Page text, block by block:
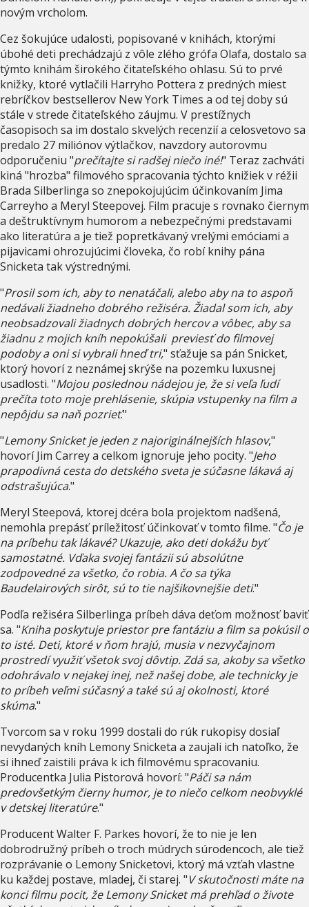
novým vrcholom.
Cez šokujúce udalosti, popisované v knihách, ktorými
úbohé deti prechádzajú z vôle zlého grófa Olafa, dostalo sa
týmto knihám širokého čitateľského ohlasu. Sú to prvé
knižky, ktoré vytlačili Harryho Pottera z predných miest
rebríčkov bestsellerov New York Times a od tej doby sú
stále v strede čitateľského záujmu. V prestížnych
časopisoch sa im dostalo skvelých recenzií a celosvetovo sa
predalo 27 miliónov výtlačkov, navzdory autorovmu
odporučeniu "prečítajte si radšej niečo iné!" Teraz zachváti
kiná "hrozba" filmového spracovania týchto knižiek v réžii
Brada Silberlinga so znepokojujúcim účinkovaním Jima
Carreyho a Meryl Steepovej. Film pracuje s rovnako čiernym
a deštruktívnym humorom a nebezpečnými predstavami
ako literatúra a je tiež popretkávaný vrelými emóciami a
pijavicami ohrozujúcimi človeka, čo robí knihy pána
Snicketa tak výstrednými.
"Prosil som ich, aby to nenatáčali, alebo aby na to aspoň
nedávali žiadneho dobrého režiséra. Žiadal som ich, aby
neobsadzovali žiadnych dobrých hercov a vôbec, aby sa
žiadnu z mojich kníh nepokúšali previesť do filmovej
podoby a oni si vybrali hneď tri," sťažuje sa pán Snicket,
ktorý hovorí z neznámej skrýše na pozemku luxusnej
usadlosti. "Mojou poslednou nádejou je, že si veľa ľudí
prečíta toto moje prehlásenie, skúpia vstupenky na film a
nepôjdu sa naň pozrieť."
"Lemony Snicket je jeden z najoriginálnejších hlasov,"
hovorí Jim Carrey a celkom ignoruje jeho pocity. "Jeho
prapodivná cesta do detského sveta je súčasne lákavá aj
odstrašujúca."
Meryl Steepová, ktorej dcéra bola projektom nadšená,
nemohla prepásť príležitosť účinkovať v tomto filme. "Čo je
na príbehu tak lákavé? Ukazuje, ako deti dokážu byť
samostatné. Vďaka svojej fantázii sú absolútne
zodpovedné za všetko, čo robia. A čo sa týka
Baudelairových sirôt, sú to tie najšikovnejšie deti."
Podľa režiséra Silberlinga príbeh dáva deťom možnosť baviť
sa. "Kniha poskytuje priestor pre fantáziu a film sa pokúsil o
to isté. Deti, ktoré v ňom hrajú, musia v nezvyčajnom
prostredí využiť všetok svoj dôvtip. Zdá sa, akoby sa všetko
odohrávalo v nejakej inej, než našej dobe, ale technicky je
to príbeh veľmi súčasný a také sú aj okolnosti, ktoré
skúma."
Tvorcom sa v roku 1999 dostali do rúk rukopisy dosiaľ
nevydaných kníh Lemony Snicketa a zaujali ich natoľko, že
si ihneď zaistili práva k ich filmovému spracovaniu.
Producentka Julia Pistorová hovorí: "Páči sa nám
predovšetkým čierny humor, je to niečo celkom neobvyklé
v detskej literatúre."
Producent Walter F. Parkes hovorí, že to nie je len
dobrodružný príbeh o troch múdrych súrodencoch, ale tiež
rozprávanie o Lemony Snicketovi, ktorý má vzťah vlastne
ku každej postave, mladej, či starej. "V skutočnosti máte na
konci filmu pocit, že Lemony Snicket má prehľad o živote